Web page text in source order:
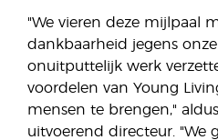
"We vieren deze mijlpaal
dankbaarheid jegens
onuitputtelijk werk
voordelen van Young
mensen te brengen,"
uitvoerend directeur. "We